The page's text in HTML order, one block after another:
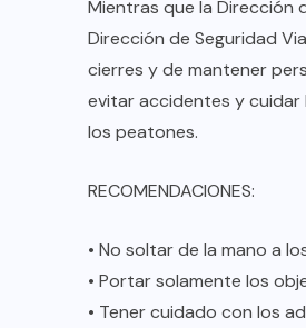
Mientras que la Dirección
Dirección de Seguridad
cierres y de mantener
evitar accidentes y cuidar
los peatones.
RECOMENDACIONES:
• No soltar de la mano a
• Portar solamente los
• Tener cuidado con los